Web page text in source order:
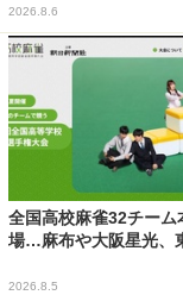
2026.8.6
全国高校麻雀32チーム
場…麻布や大阪星光、
2026.8.5